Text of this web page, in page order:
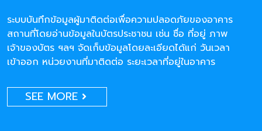
ระบบบันทึกข้อมูลผู้มาติดต่อเพื่อความปลอดภัยของอาคาร
สถานที่โดยอ่านข้อมูลในบัตรประชาชน เช่น ชื่อ ที่อยู่ ภาพ
เจ้าของบัตร ฯลฯ จัดเก็บข้อมูลโดยละเอียดได้แก่ วันเวลา
เข้าออก หน่วยงานที่มาติดต่อ ระยะเวลาที่อยู่ในอาคาร
SEE MORE